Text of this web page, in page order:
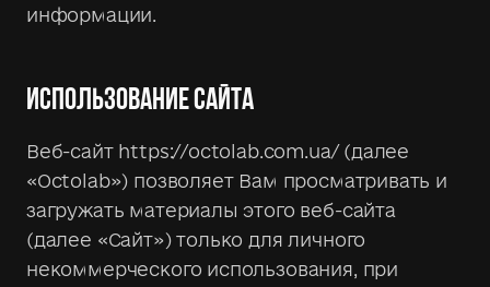
информации.
ИСПОЛЬЗОВАНИЕ САЙТА
Веб-сайт https://octolab.com.ua/ (далее
«Octolab») позволяет Вам просматривать и
загружать материалы этого веб-сайта
(далее «Сайт») только для личного
некоммерческого использования, при